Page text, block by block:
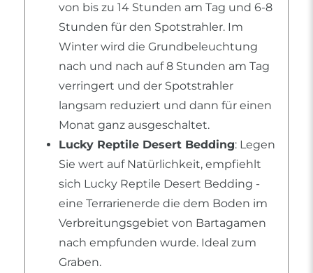
von bis zu 14 Stunden am Tag und 6-8
Stunden für den Spotstrahler. Im
Winter wird die Grundbeleuchtung
nach und nach auf 8 Stunden am Tag
verringert und der Spotstrahler
langsam reduziert und dann für einen
Monat ganz ausgeschaltet.
Lucky Reptile Desert Bedding: Legen
Sie wert auf Natürlichkeit, empfiehlt
sich Lucky Reptile Desert Bedding -
eine Terrarienerde die dem Boden im
Verbreitungsgebiet von Bartagamen
nach empfunden wurde. Ideal zum
Graben.